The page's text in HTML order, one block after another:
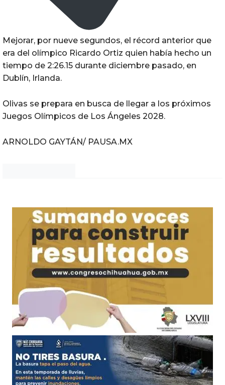
Mejorar, por nueve segundos, el récord anterior que
era del olímpico Ricardo Ortiz quien había hecho un
tiempo de 2:26.15 durante diciembre pasado, en
Dublín, Irlanda.
Olivas se prepara en busca de llegar a los próximos
Juegos Olímpicos de Los Ángeles 2028.
ARNOLDO GAYTÁN/ PAUSA.MX